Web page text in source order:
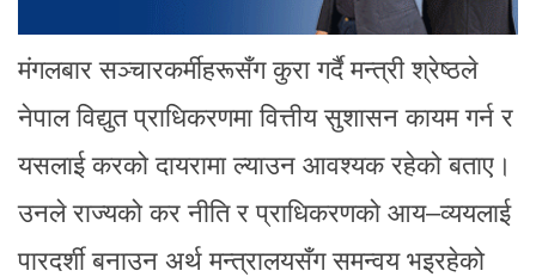
मंगलबार सञ्चारकर्मीहरूसँग कुरा गर्दै मन्त्री श्रेष्ठले
नेपाल विद्युत प्राधिकरणमा वित्तीय सुशासन कायम गर्न र
यसलाई करको दायरामा ल्याउन आवश्यक रहेको बताए।
उनले राज्यको कर नीति र प्राधिकरणको आय–व्ययलाई
पारदर्शी बनाउन अर्थ मन्त्रालयसँग समन्वय भइरहेको